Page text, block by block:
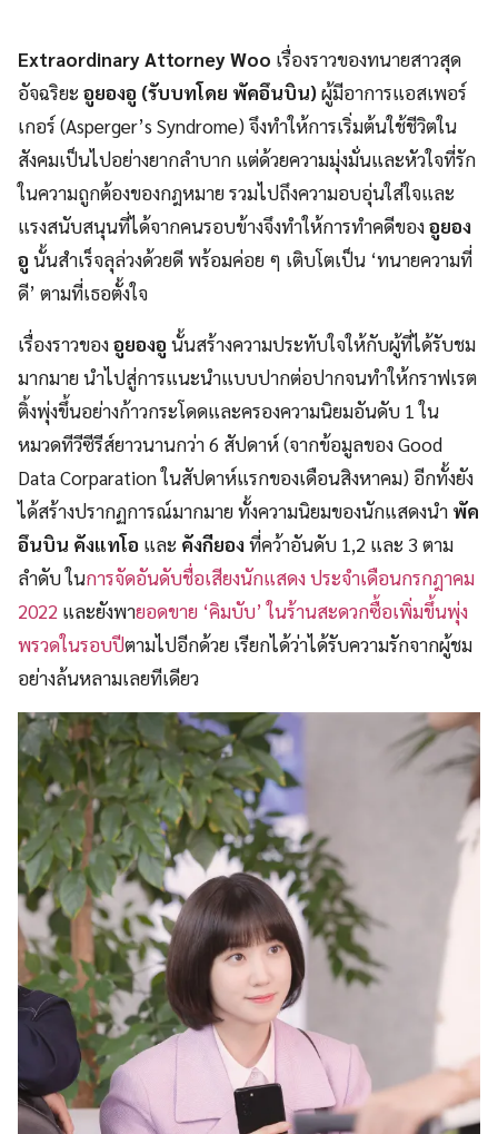
Extraordinary Attorney Woo เรื่องราวของทนายสาวสุด
อัจฉริยะ อูยองอู (รับบทโดย พัคอึนบิน)ผู้มีอาการแอสเพอร์
เกอร์ (Asperger’s Syndrome) จึงทำให้การเริ่มต้นใช้ชีวิตใน
สังคมเป็นไปอย่างยากลำบาก แต่ด้วยความมุ่งมั่นและหัวใจที่รัก
ในความถูกต้องของกฎหมาย รวมไปถึงความอบอุ่นใส่ใจและ
แรงสนับสนุนที่ได้จากคนรอบข้างจึงทำให้การทำคดีของอูยอง
อู นั้นสำเร็จลุล่วงด้วยดี พร้อมค่อย ๆ เติบโตเป็น ‘ทนายความที่
ดี’ ตามที่เธอตั้งใจ
เรื่องราวของอูยองอู นั้นสร้างความประทับใจให้กับผู้ที่ได้รับชม
มากมาย นำไปสู่การแนะนำแบบปากต่อปากจนทำให้กราฟเรต
ติ้งพุ่งขึ้นอย่างก้าวกระโดดและครองความนิยมอันดับ 1 ใน
หมวดทีวีซีรีส์ยาวนานกว่า 6 สัปดาห์ (จากข้อมูลของ Good
Data Corparation ในสัปดาห์แรกของเดือนสิงหาคม) อีกทั้งยัง
ได้สร้างปรากฏการณ์มากมาย ทั้งความนิยมของนักแสดงนำ พัค
อึนบิน คังแทโอ และ คังกียองที่คว้าอันดับ 1,2 และ 3 ตาม
ลำดับ ในการจัดอันดับชื่อเสียงนักแสดง ประจำเดือนกรกฎาคม
2022 และยังพายอดขาย ‘คิมบับ’ ในร้านสะดวกซื้อเพิ่มขึ้นพุ่ง
พรวดในรอบปีตามไปอีกด้วย เรียกได้ว่าได้รับความรักจากผู้ชม
อย่างล้นหลามเลยทีเดียว